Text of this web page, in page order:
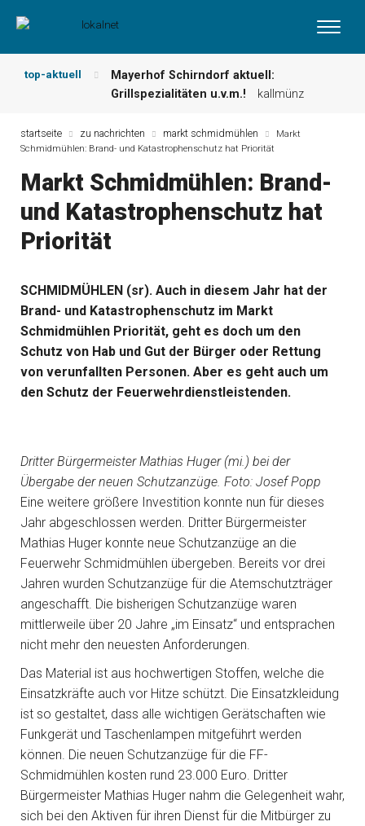
top-aktuell
Mayerhof Schirndorf aktuell:
Grillspezialitäten u.v.m.!
kallmünz
und mehr …
burglengenfeld
Der „deutsche Michel“ muss nun
leserbriefe
Maxhütter Fischladen: Unser aktuelles
Angebot …
Metzgerei Hummel: Aktuelles
Wochenangebot!
startseite zu nachrichten markt schmidmühlen
Markt
Schmidmühlen: Brand- und Katastrophenschutz hat Priorität
Markt Schmidmühlen: Brand-
und Katastrophenschutz hat
Priorität
SCHMIDMÜHLEN (sr). Auch in diesem Jahr hat der
Brand- und Katastrophenschutz im Markt
Schmidmühlen Priorität, geht es doch um den
Schutz von Hab und Gut der Bürger oder Rettung
von verunfallten Personen. Aber es geht auch um
den Schutz der Feuerwehrdienstleistenden.
Dritter Bürgermeister Mathias Huger (mi.) bei der
Übergabe der neuen Schutzanzüge. Foto: Josef Popp
Eine weitere größere Investition konnte nun für dieses
Jahr abgeschlossen werden. Dritter Bürgermeister
Mathias Huger konnte neue Schutzanzüge an die
Feuerwehr Schmidmühlen übergeben. Bereits vor drei
Jahren wurden Schutzanzüge für die Atemschutzträger
angeschafft. Die bisherigen Schutzanzüge waren
mittlerweile über 20 Jahre „im Einsatz“ und entsprachen
nicht mehr den neuesten Anforderungen.
Das Material ist aus hochwertigen Stoffen, welche die
Einsatzkräfte auch vor Hitze schützt. Die Einsatzkleidung
ist so gestaltet, dass alle wichtigen Gerätschaften wie
Funkgerät und Taschenlampen mitgeführt werden
können. Die neuen Schutzanzüge für die FF-
Schmidmühlen kosten rund 23.000 Euro. Dritter
Bürgermeister Mathias Huger nahm die Gelegenheit wahr,
sich bei den Aktiven für ihren Dienst für die Mitbürger zu